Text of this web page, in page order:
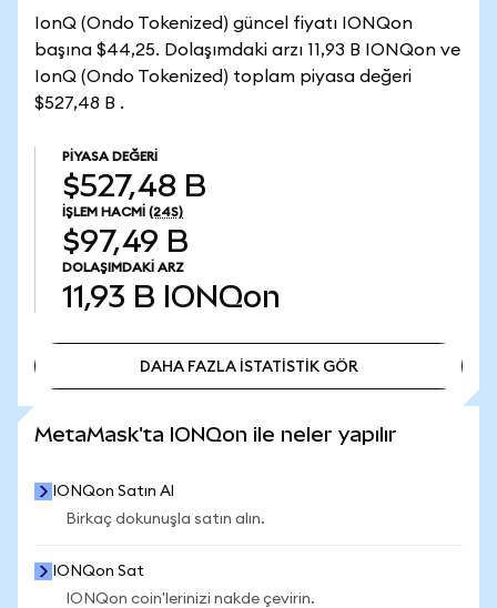
IonQ (Ondo Tokenized) güncel fiyatı IONQon
başına $44,25. Dolaşımdaki arzı 11,93 B IONQon ve
IonQ (Ondo Tokenized) toplam piyasa değeri
$527,48 B .
PIYASA DEĞERI
$527,48 B
İŞLEM HACMI (24S)
$97,49 B
DOLAŞIMDAKI ARZ
11,93 B IONQon
DAHA FAZLA İSTATİSTİK GÖR
MetaMask'ta IONQon ile neler yapılır
IONQon Satın Al
Birkaç dokunuşla satın alın.
IONQon Sat
IONQon coin'lerinizi nakde çevirin.